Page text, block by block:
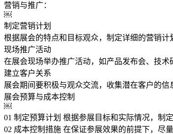
营销与推广：
￼
制定营销计划
根据展会的特点和目标观众，制定详细的营销计
现场推广活动
在展会现场举办推广活动，如产品发布会、技
建立客户关系
展会期间要积极与观众交流，收集潜在客户的
展会预算与成本控制
￼
01 制定预算计划 根据参展目标和实际情况，制
02 成本控制措施 在保证参展效果的前提下，尽